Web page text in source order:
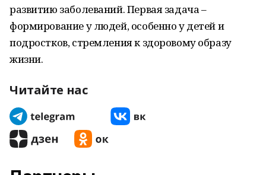
развитию заболеваний. Первая задача –
формирование у людей, особенно у детей и
подростков, стремления к здоровому образу
жизни.
Читайте нас